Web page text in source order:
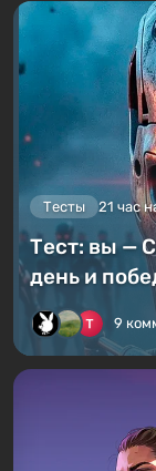
Тесты 21 час
Тест: вы —
день и
9